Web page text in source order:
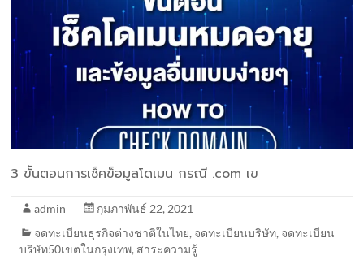
3 ขั้นตอนการเช็คข็อมูลโดเมน กรณี .com เข
admin
กุมภาพันธ์ 22, 2021
จดทะเบียนธุรกิจต่างชาติในไทย, จดทะเบียนบริษัท, จดทะเบียน
บริษัท50เขตในกรุงเทพ, สาระความรู้